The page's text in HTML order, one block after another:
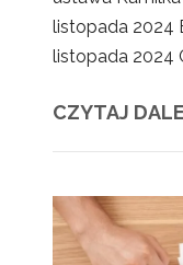
listopada 2024
listopada 2024
CZYTAJ